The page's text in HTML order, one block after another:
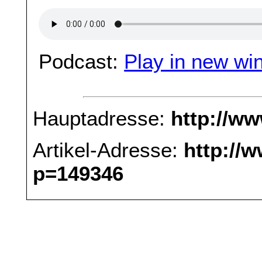
Podcast: Play in new
Hauptadresse: http://
Artikel-Adresse: http://
p=149346